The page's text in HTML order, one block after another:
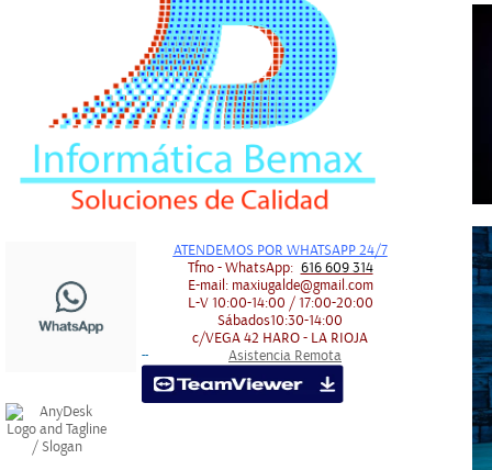
ATENDEMOS POR WHATSAPP 24/7
Tfno - WhatsApp: 616 609 314
E-mail:maxiugalde@gmail.com
L-V10:00-14:00 / 17:00-20:00
Sábados10:30-14:00
c/VEGA 42 HARO - LA RIOJA
-- Asistencia Remota